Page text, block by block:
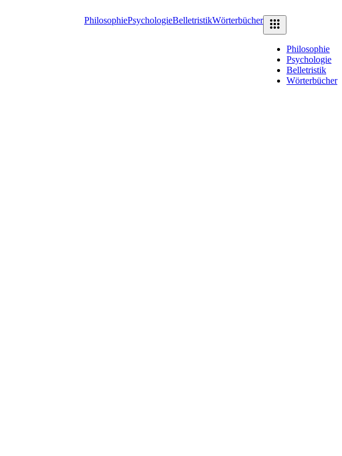
PhilosophiePsychologieBelletristikWörterbücher
Philosophie
Psychologie
Belletristik
Wörterbücher